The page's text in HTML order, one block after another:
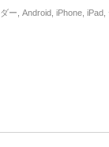
ー, Android, iPhone, iPad,